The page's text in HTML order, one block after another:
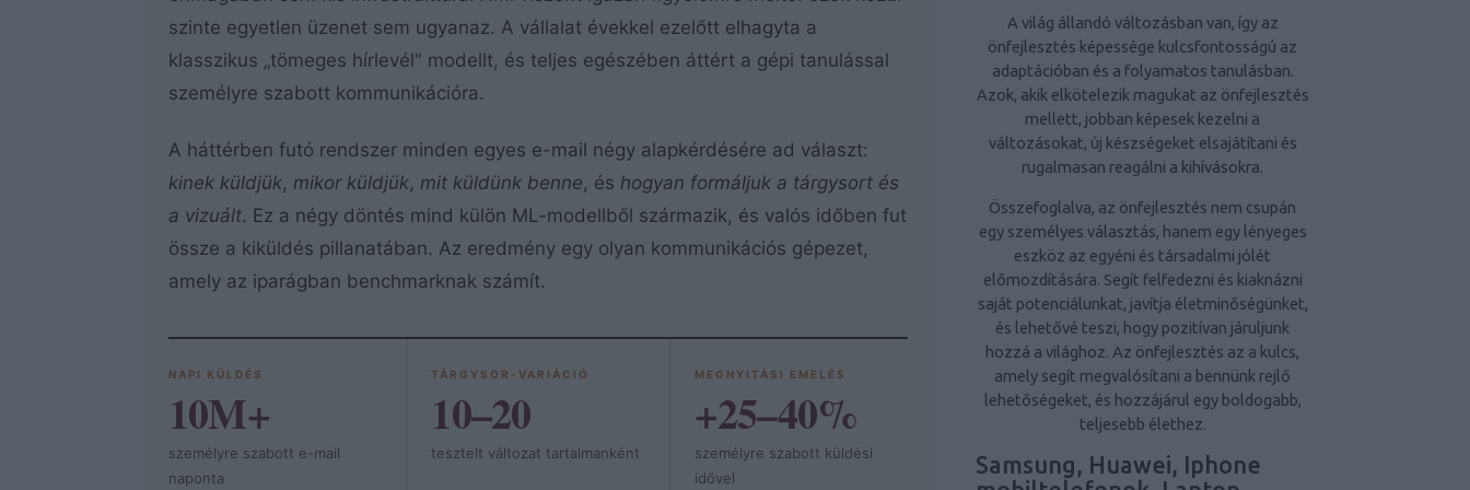
szinte egyetlen üzenet sem ugyanaz. A vállalat évekkel ezelőtt elhagyta a
klasszikus „tömeges hírlevél" modellt, és teljes egészében áttért a gépi tanulással
személyre szabott kommunikációra.
A háttérben futó rendszer minden egyes e-mail négy alapkérdésére ad választ:
kinek küldjük, mikor küldjük, mit küldünk benne, és hogyan formáljuk a tárgysort és
a vizuált. Ez a négy döntés mind külön ML-modellből származik, és valós időben fut
össze a kiküldés pillanatában. Az eredmény egy olyan kommunikációs gépezet,
amely az iparágban benchmarknak számít.
NAPI KÜLDÉS
10M+
személyre szabott e-mail
naponta
TÁRGYSOR-VARIÁCIÓ
10–20
tesztelt változat tartalmanként
MEGNYITÁSI EMELÉS
+25–40%
személyre szabott küldési
idővel
A világ állandó változásban van, így az
önfejlesztés képessége kulcsfontosságú az
adaptációban és a folyamatos tanulásban.
Azok, akik elkötelezik magukat az önfejlesztés
mellett, jobban képesek kezelni a
változásokat, új készségeket elsajátítani és
rugalmasan reagálni a kihívásokra.
Összefoglalva, az önfejlesztés nem csupán
egy személyes választás, hanem egy lényeges
eszköz az egyéni és társadalmi jólét
előmozdítására. Segít felfedezni és kiaknázni
saját potenciálunkat, javítja életminőségünket,
és lehetővé teszi, hogy pozitívan járuljunk
hozzá a világhoz. Az önfejlesztés az a kulcs,
amely segít megvalósítani a bennünk rejlő
lehetőségeket, és hozzájárul egy boldogabb,
teljesebb élethez.
Samsung, Huawei, Iphone